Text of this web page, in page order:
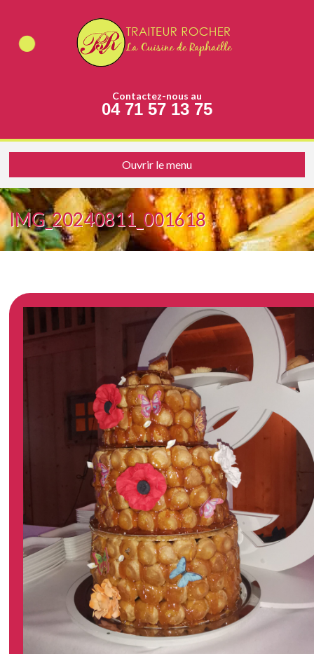
Contactez-nous au
04 71 57 13 75
Ouvrir le menu
IMG_20240811_001618